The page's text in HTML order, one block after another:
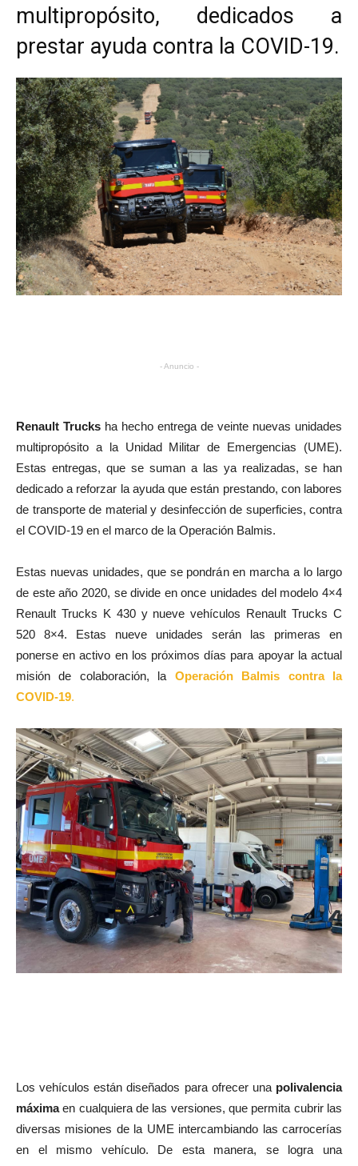
multipropósito, dedicados a
prestar ayuda contra la COVID-19.
- Anuncio -
Renault Trucks ha hecho entrega de veinte nuevas unidades
multipropósito a la Unidad Militar de Emergencias (UME).
Estas entregas, que se suman a las ya realizadas, se han
dedicado a reforzar la ayuda que están prestando, con labores
de transporte de material y desinfección de superficies, contra
el COVID-19 en el marco de la Operación Balmis.
Estas nuevas unidades, que se pondrán en marcha a lo largo
de este año 2020, se divide en once unidades del modelo 4×4
Renault Trucks K 430 y nueve vehículos Renault Trucks C
520 8×4. Estas nueve unidades serán las primeras en
ponerse en activo en los próximos días para apoyar la actual
misión de colaboración, la Operación Balmis contra la
COVID-19.
Los vehículos están diseñados para ofrecer una polivalencia
máximaen cualquiera de las versiones, que permita cubrir las
diversas misiones de la UME intercambiando las carrocerías
en el mismo vehículo. De esta manera, se logra una